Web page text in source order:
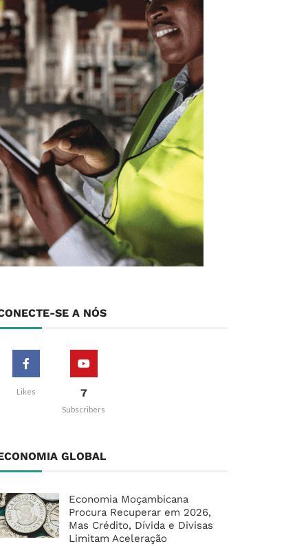
SE A NÓS
Likes 7
Subscribers
GLOBAL
Economia Moçambicana
Procura Recuperar em 2026,
Mas Crédito, Dívida e Divisas
Limitam Aceleração